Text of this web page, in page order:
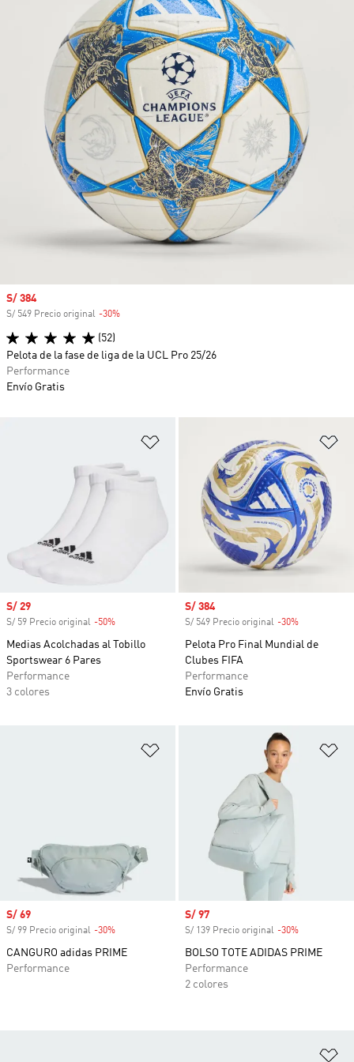
Añadir a la lista de deseos
Precio de venta
S/ 29
S/ 59 Precio original -50%
Medias Acolchadas al Tobillo
Sportswear 6 Pares
Performance
3 colores
Precio de venta
S/ 384
S/ 549 Precio original -30%
Pelota Pro Final Mundial de
Clubes FIFA
Performance
Envío Gratis
Añadir a la lista de deseos
Precio de venta
S/ 69
S/ 99 Precio original -30%
CANGURO adidas PRIME
Performance
Precio de venta
S/ 97
S/ 139 Precio original -30%
BOLSO TOTE ADIDAS PRIME
Performance
2 colores
Precio de venta
S/ 384
S/ 549 Precio original -30%
(52)
Pelota de la fase de liga de la UCL Pro 25/26
Performance
Envío Gratis